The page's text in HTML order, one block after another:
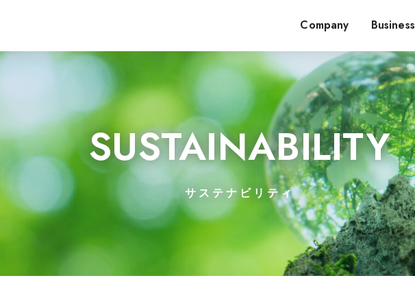
Company Business
SUSTAINABILITY
サステナビリティ